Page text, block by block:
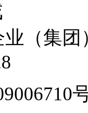
业（集